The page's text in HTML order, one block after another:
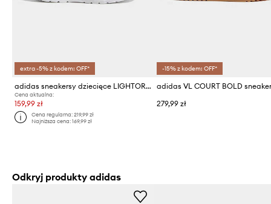
extra -5% z kodem: OFF*
adidas sneakersy dziecięce LIGHTORAMA RNR
Cena aktualna:
159,99 zł
Cena regularna:219,99 zł
Najniższa cena:169,99 zł
-15% z kodem: OFF*
279,99 zł
Odkryj produkty adidas